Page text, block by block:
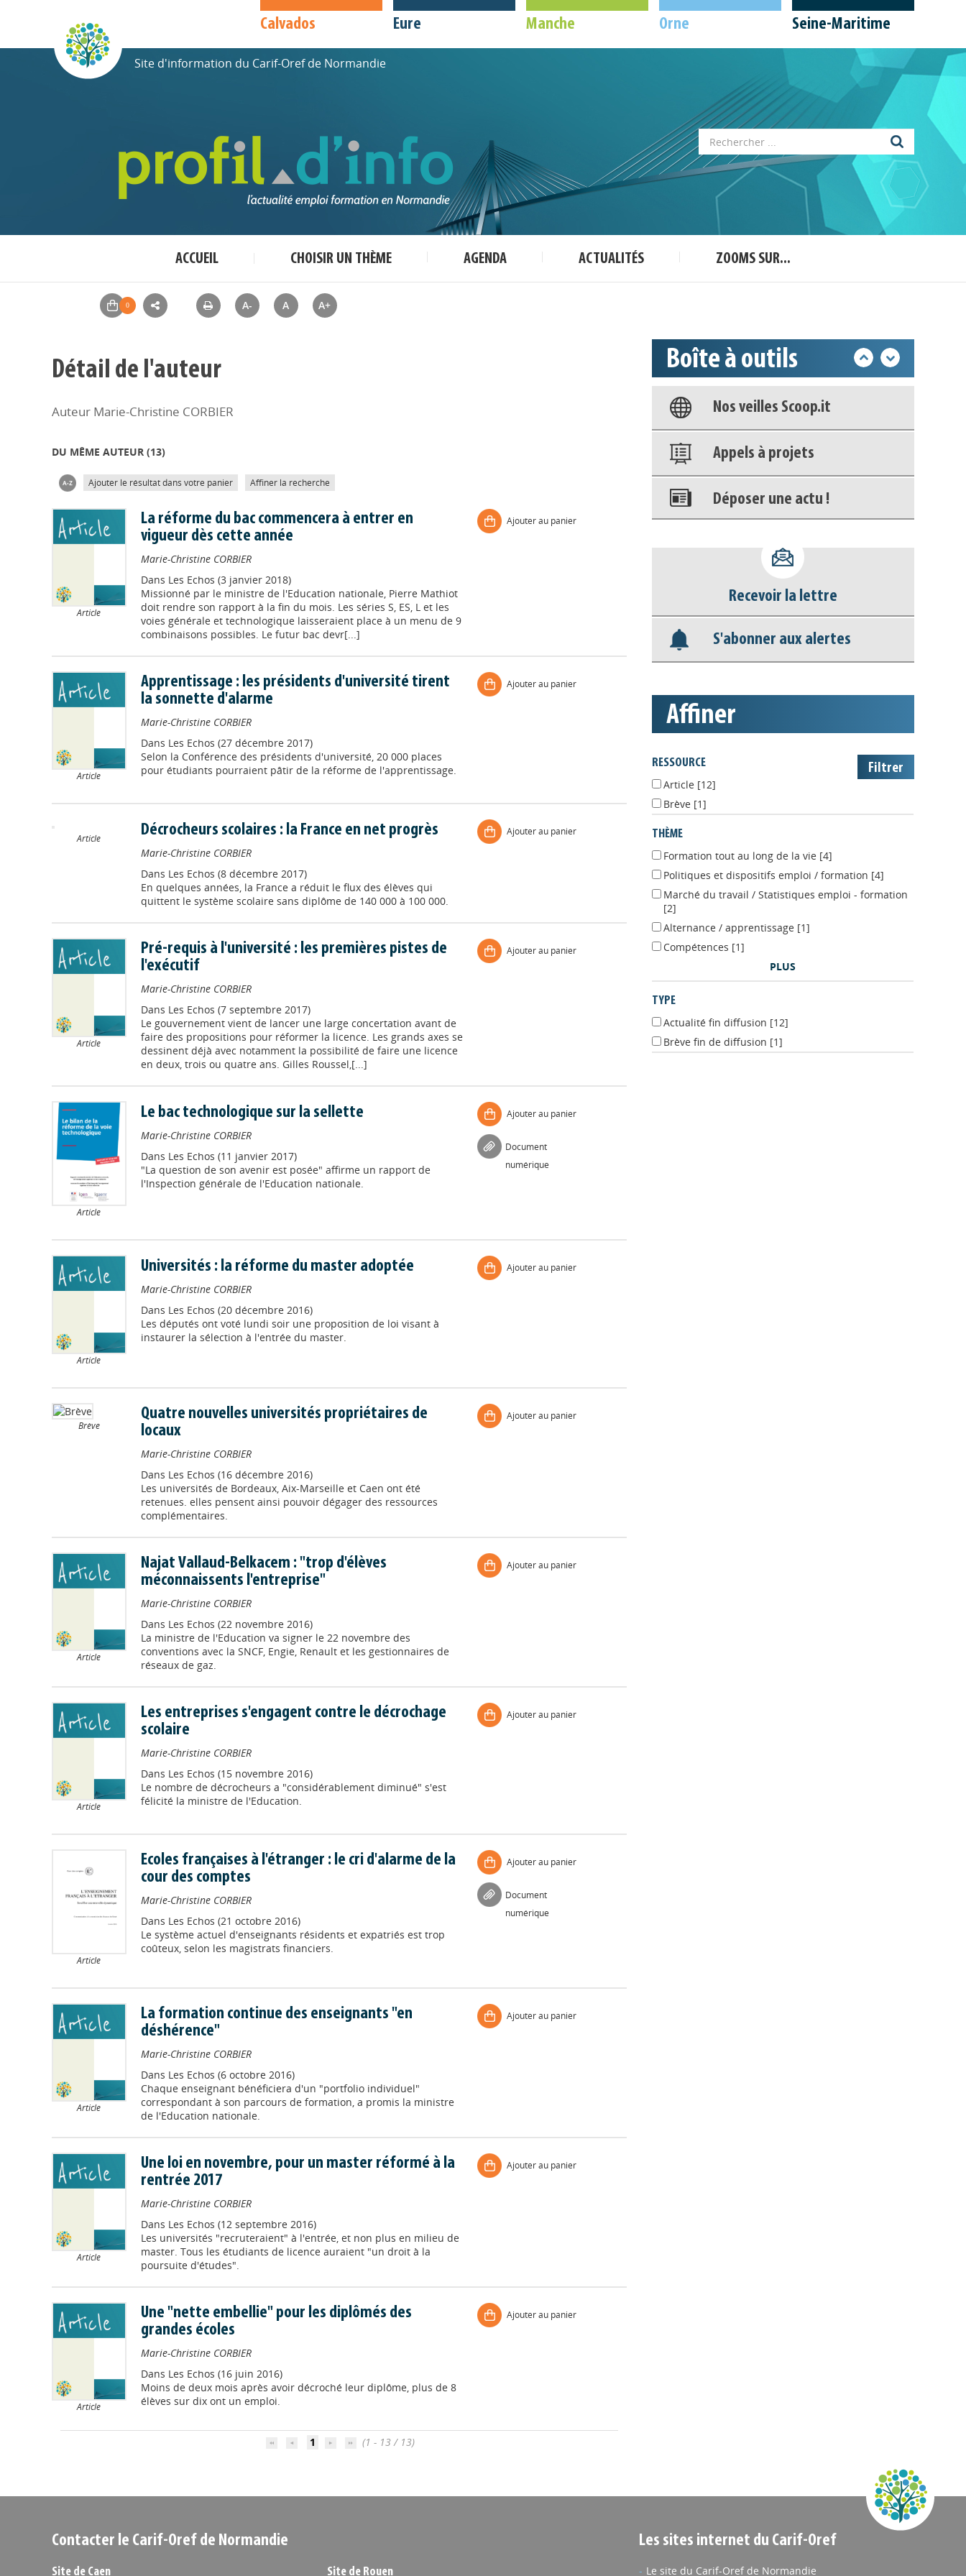
Calvados Eure Manche Orne Seine-Maritime
Site d'information du Carif-Oref de Normandie
ACCUEIL CHOISIR UN THÈME AGENDA ACTUALITÉS ZOOMS SUR...
A- A A+
Détail de l'auteur
Auteur Marie-Christine CORBIER
DU MÊME AUTEUR (13)
Ajouter le résultat dans votre panier Affiner la recherche
Article
La réforme du bac commencera à entrer en
vigueur dès cette année
Marie-Christine CORBIER
Dans Les Echos (3 janvier 2018)
Missionné par le ministre de l'Education nationale, Pierre Mathiot
doit rendre son rapport à la fin du mois. Les séries S, ES, L et les
voies générale et technologique laisseraient place à un menu de 9
combinaisons possibles. Le futur bac devr[...]
Ajouter au panier
Article
Apprentissage : les présidents d'université tirent
la sonnette d'alarme
Marie-Christine CORBIER
Dans Les Echos (27 décembre 2017)
Selon la Conférence des présidents d'université, 20 000 places
pour étudiants pourraient pâtir de la réforme de l'apprentissage.
Ajouter au panier
Article Décrocheurs scolaires : la France en net progrès
Marie-Christine CORBIER
Dans Les Echos (8 décembre 2017)
En quelques années, la France a réduit le flux des élèves qui
quittent le système scolaire sans diplôme de 140 000 à 100 000.
Ajouter au panier
Article
Pré-requis à l'université : les premières pistes de
l'exécutif
Marie-Christine CORBIER
Dans Les Echos (7 septembre 2017)
Le gouvernement vient de lancer une large concertation avant de
faire des propositions pour réformer la licence. Les grands axes se
dessinent déjà avec notamment la possibilité de faire une licence
en deux, trois ou quatre ans. Gilles Roussel,[...]
Ajouter au panier
Article
Le bac technologique sur la sellette
Marie-Christine CORBIER
Dans Les Echos (11 janvier 2017)
"La question de son avenir est posée" affirme un rapport de
l'Inspection générale de l'Education nationale.
Ajouter au panier
Document
numérique
Article
Universités : la réforme du master adoptée
Marie-Christine CORBIER
Dans Les Echos (20 décembre 2016)
Les députés ont voté lundi soir une proposition de loi visant à
instaurer la sélection à l'entrée du master.
Ajouter au panier
Brève
Quatre nouvelles universités propriétaires de
locaux
Marie-Christine CORBIER
Dans Les Echos (16 décembre 2016)
Les universités de Bordeaux, Aix-Marseille et Caen ont été
retenues. elles pensent ainsi pouvoir dégager des ressources
complémentaires.
Ajouter au panier
Article
Najat Vallaud-Belkacem : "trop d'élèves
méconnaissents l'entreprise"
Marie-Christine CORBIER
Dans Les Echos (22 novembre 2016)
La ministre de l'Education va signer le 22 novembre des
conventions avec la SNCF, Engie, Renault et les gestionnaires de
réseaux de gaz.
Ajouter au panier
Article
Les entreprises s'engagent contre le décrochage
scolaire
Marie-Christine CORBIER
Dans Les Echos (15 novembre 2016)
Le nombre de décrocheurs a "considérablement diminué" s'est
félicité la ministre de l'Education.
Ajouter au panier
Article
Ecoles françaises à l'étranger : le cri d'alarme de la
cour des comptes
Marie-Christine CORBIER
Dans Les Echos (21 octobre 2016)
Le système actuel d'enseignants résidents et expatriés est trop
coûteux, selon les magistrats financiers.
Ajouter au panier
Document
numérique
Article
La formation continue des enseignants "en
déshérence"
Marie-Christine CORBIER
Dans Les Echos (6 octobre 2016)
Chaque enseignant bénéficiera d'un "portfolio individuel"
correspondant à son parcours de formation, a promis la ministre
de l'Education nationale.
Ajouter au panier
Article
Une loi en novembre, pour un master réformé à la
rentrée 2017
Marie-Christine CORBIER
Dans Les Echos (12 septembre 2016)
Les universités "recruteraient" à l'entrée, et non plus en milieu de
master. Tous les étudiants de licence auraient "un droit à la
poursuite d'études".
Ajouter au panier
Article
Une "nette embellie" pour les diplômés des
grandes écoles
Marie-Christine CORBIER
Dans Les Echos (16 juin 2016)
Moins de deux mois après avoir décroché leur diplôme, plus de 8
élèves sur dix ont un emploi.
Ajouter au panier
1 (1 - 13 / 13)
Boîte à outils
Appels à projets
Déposer une actu !
Base documentaire
Nos veilles Scoop.it
Appels à projets
Déposer une actu !
Accéder à son compte - (Se
Base documentaire
Nos veilles Scoop.it
Appels à projets
affiner
RESSOURCE
Article[12]
Brève[1]
THÈME
Formation tout au long de la vie [4]
Politiques et dispositifs emploi / formation
Marché du travail / Statistiques emploi - formation
[2]
Alternance / apprentissage
PLUS
TYPE
Actualité fin diffusion [12]
Brève fin de diffusion[1]
Contacter le Carif-Oref de Normandie
Site de Caen Site de Rouen
Les sites internet du Carif-Oref
Le site du Carif-Oref de Normandie